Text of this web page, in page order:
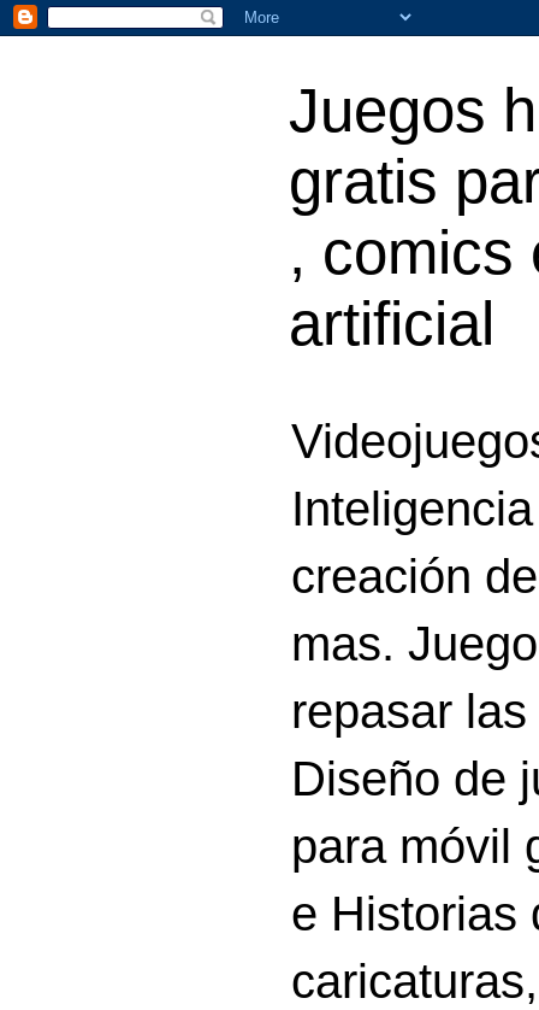
Juegos
gratis
, comics
artificial
creación
mas.
repasar
Diseño de
para móvil
e Historias